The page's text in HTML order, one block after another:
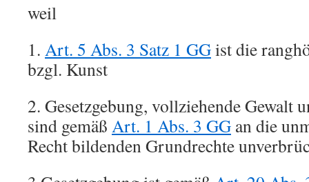
weil
1. Art. 5 Abs. 3 Satz 1 GGist die
bzgl. Kunst
2. Gesetzgebung, vollziehende Gewalt
sind gemäß Art. 1 Abs. 3 GG an die
Recht bildenden Grundrechte